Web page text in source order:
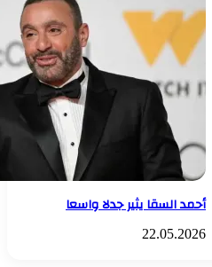
أحمد السقا يثير جدلا واسعا
22.05.2026